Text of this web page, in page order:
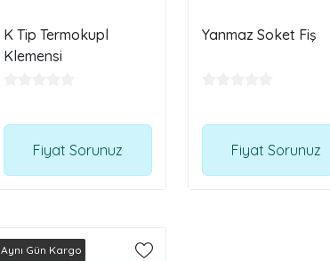
K Tip Termokupl
Klemensi
Fiyat Sorunuz
Yanmaz Soket Fiş
Fiyat Sorunuz
Aynı Gün Kargo